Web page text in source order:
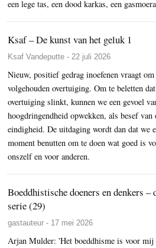
een lege tas, een dood karkas, een
Ksaf – De kunst van het geluk 1
Ksaf Vandeputte - 22 juli 2026
Nieuw, positief gedrag inoefenen vraagt om
volgehouden overtuiging. Om te beletten
overtuiging slinkt, kunnen we een gevoel
hoogdringendheid opwekken, als besef van
eindigheid. De uitdaging wordt dan dat we
moment benutten om te doen wat goed is
onszelf en voor anderen.
Boeddhistische doeners en denkers –
serie (29)
gastauteur - 17 mei 2026
Arjan Mulder: 'Het boeddhisme is voor mij